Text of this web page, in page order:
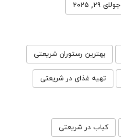
جولای ۲۹, ۲۰۲۵
بهترین رستوران شریعتی
تهیه غذای در شریعتی
کباب در شریعتی